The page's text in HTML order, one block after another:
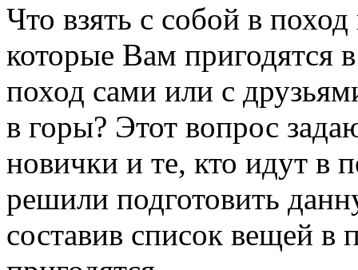
Что взять с собой в
которые Вам пригодятся
поход сами или с
в горы? Этот вопрос
новички и те, кто идут в
решили подготовить
составив список вещей в